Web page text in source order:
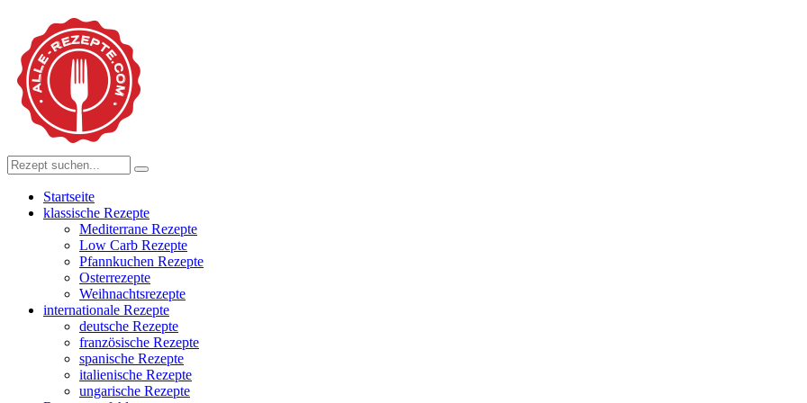
Startseite
klassische Rezepte
Mediterrane Rezepte
Low Carb Rezepte
Pfannkuchen Rezepte
Osterrezepte
Weihnachtsrezepte
internationale Rezepte
deutsche Rezepte
französische Rezepte
spanische Rezepte
italienische Rezepte
ungarische Rezepte